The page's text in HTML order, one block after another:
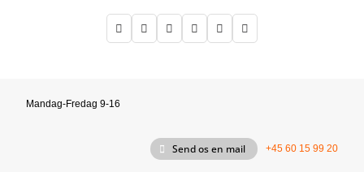
     
Mandag-Fredag 9-16
Send os en mail +45 60 15 99 20